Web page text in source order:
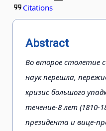
Citations
Abstract
Во второе столетие
наук перешла,
кризис большого
течение-8 лет (1810-
президента и вице-